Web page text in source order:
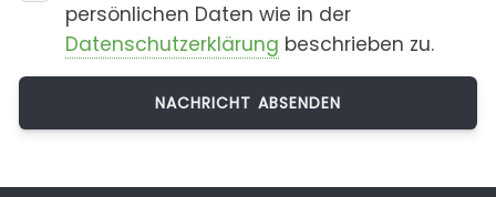
persönlichen Daten wie in der
Datenschutzerklärung beschrieben zu.